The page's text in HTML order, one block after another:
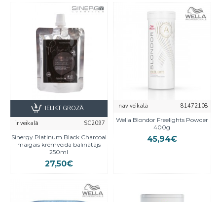
ir veikalā
SC2097
Sinergy Platinum Black Charcoal
maigais krēmveida balinātājs
250ml
27,50€
IELIKT GROZĀ nav veikalā
81472108
Wella Blondor Freelights Powder
400g
45,94€